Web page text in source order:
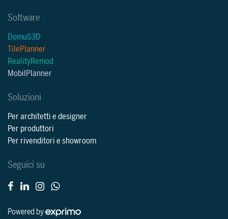
Software
DomuS3D
TilePlanner
RealityRemod
MobilPlanner
Soluzioni
Per architetti e designer
Per produttori
Per rivenditori e showroom
Seguici su
Powered by